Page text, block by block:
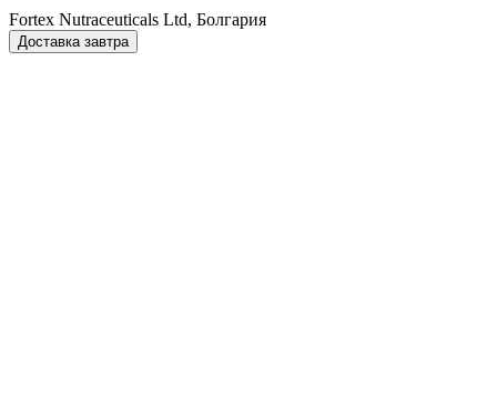
Fortex Nutraceuticals Ltd, Болгария
Доставка завтра